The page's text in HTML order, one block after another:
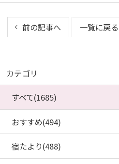
前の記事へ 一覧に戻る
カテゴリ
すべて(1685)
おすすめ(494)
宿たより(488)